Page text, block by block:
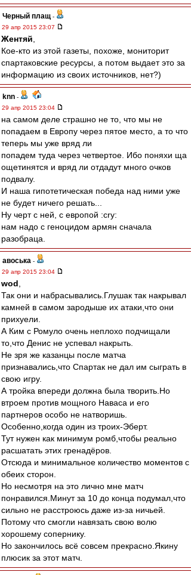
Черный плащ -
29 апр 2015 23:07
Жентяй
Кое-кто из этой газеты, похоже, мониторит
спартаковские ресурсы, а потом выдает это за
информацию из своих источников, нет?)
knn -
29 апр 2015 23:04
на самом деле страшно не то, что мы не
попадаем в Европу через пятое место, а то что
теперь мы уже вряд ли
попадем туда через четвертое. Ибо поняхи ща
ощетинятся и вряд ли отдадут много очков
подвалу.
И наша гипотетическая победа над ними уже
не будет ничего решать...
Ну черт с ней, с европой :cry:
нам надо с геноцидом армян сначала
разобраца.
авоська -
29 апр 2015 23:04
wod
Так они и набрасывались.Глушак так накрывал
камней в самом зародыше их атаки,что они
прихуели.
А Ким с Ромуло очень неплохо подчищали
то,что Денис не успевал накрыть.
Не зря же казанцы после матча
признавались,что Спартак не дал им сыграть в
свою игру.
А тройка впереди должна была творить.Но
втроем против мощного Наваса и его
партнеров особо не натворишь.
Особенно,когда один из троих-Эберт.
Тут нужен как минимум ромб,чтобы реально
расшатать этих гренадёров.
Отсюда и минимальное количество моментов с
обеих сторон.
Но несмотря на это лично мне матч
понравился.Минут за 10 до конца подумал,что
сильно не расстроюсь даже из-за ничьей.
Потому что смогли навязать свою волю
хорошему сопернику.
Но закончилось всё совсем прекрасно.Якину
плюсик за этот матч.